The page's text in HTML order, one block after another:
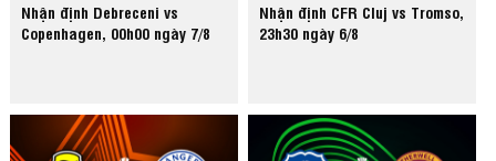
Nhận định Debreceni vs
Copenhagen, 00h00 ngày 7/8
Nhận định CFR Cluj vs Tromso,
23h30 ngày 6/8